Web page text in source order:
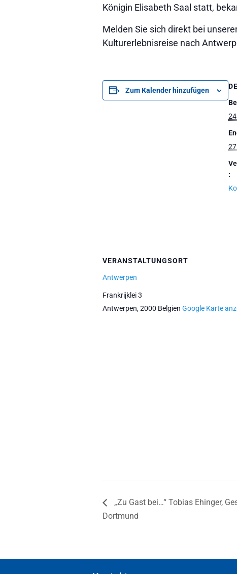
Königin Elisabeth Saal statt,
Melden Sie sich direkt bei
Kulturerlebnisreise nach
Zum Kalender hinzufügen
:
VERANSTALTUNGSORT
Antwerpen
Frankrijklei 3
Antwerpen,2000 Belgien Google Karte
„Zu Gast bei…“ Tobias Ehinger,
Dortmund